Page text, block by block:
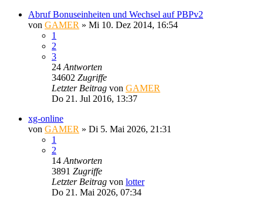
Abruf Bonuseinheiten und Wechsel auf PBPv2
von GAMER » Mi 10. Dez 2014, 16:54
1
2
3
24 Antworten
34602 Zugriffe
Letzter Beitrag von GAMER
Do 21. Jul 2016, 13:37
xg-online
von GAMER » Di 5. Mai 2026, 21:31
1
2
14 Antworten
3891 Zugriffe
Letzter Beitrag von lotter
Do 21. Mai 2026, 07:34